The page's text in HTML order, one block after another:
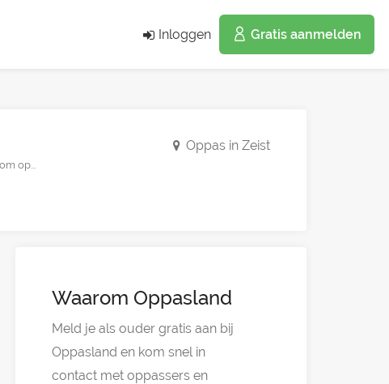
Inloggen Gratis aanmelden
op...
Oppas in Zeist
Waarom Oppasland
Meld je als ouder gratis aan bij
Oppasland en kom snel in
contact met oppassers en